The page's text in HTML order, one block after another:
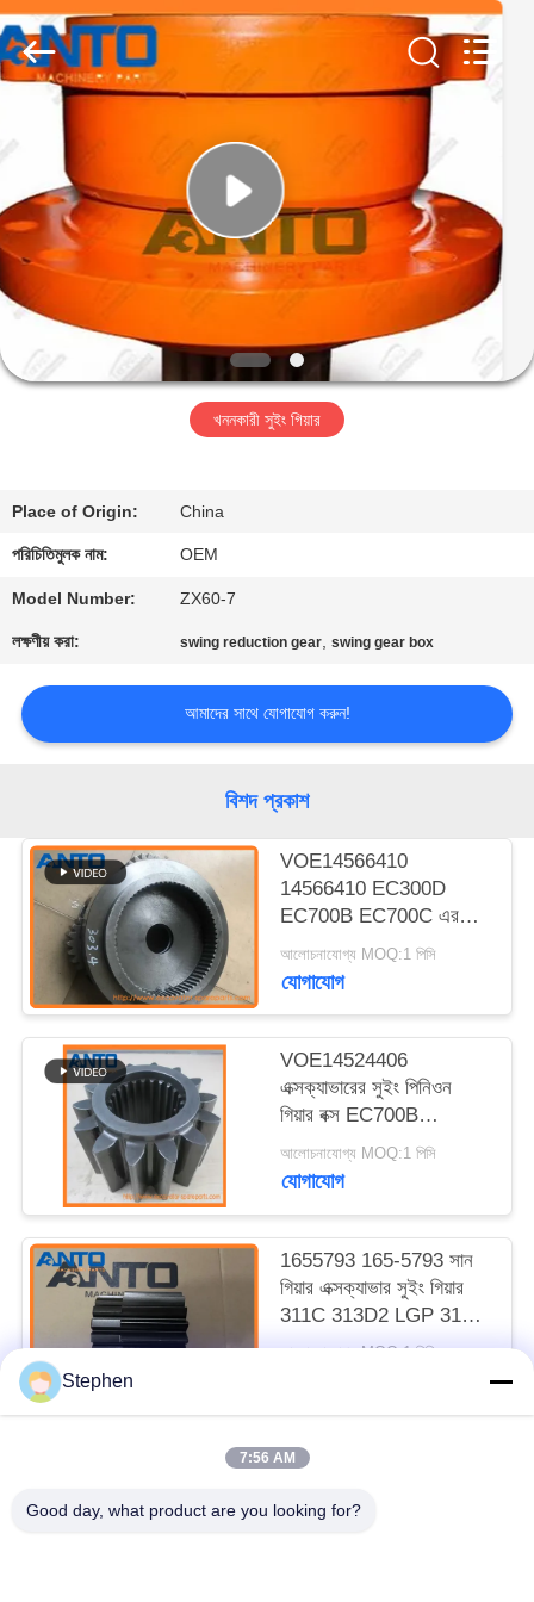
পণ্য
আমাদের
সম্পর্কে
কারখানা
মান
নিয়ন্ত্রণ
ব্লগ
সাইট
ম্যাপ
নীতি
Anto
Machinery
Parts
Co.,Ltd..
All
Reserved.
খননকারী সুইং গিয়ার
Place of Origin: China
পরিচিতিমুলক নাম: OEM
Model Number: ZX60-7
লক্ষণীয় করা: swing reduction gear,swing gear box
আমাদের সাথে যোগাযোগ করুন!
বিশদ প্রকাশ
VOE14566410
14566410 EC300D
EC700B EC700C এর
জন্য প্ল্যানেট ক্যারিয়ার
এক্সক্যাভেটরের অংশ
আলোচনাযোগ্য MOQ:1 পিসি
যোগাযোগ
VOE14524406
এক্সক্যাভারের সুইং পিনিওন
গিয়ার বক্স EC700B
VOE14609494 সুইং
গিয়ারবক্সের জন্য প্রয়োগ করা
আলোচনাযোগ্য MOQ:1 পিসি
যোগাযোগ
1655793 165-5793 সান
গিয়ার এক্সক্যাভার সুইং গিয়ার
311C 313D2 LGP 315C
315D L 316E L
আলোচনাযোগ্য MOQ:1 পিসি
Stephen
7:56 AM
Good day, what product are you looking for?